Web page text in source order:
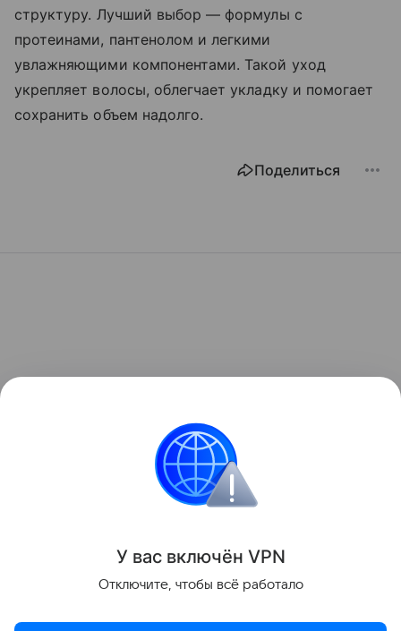
структуру. Лучший выбор — формулы с
протеинами, пантенолом и легкими
увлажняющими компонентами. Такой уход
укрепляет волосы, облегчает укладку и помогает
сохранить объем надолго.
Поделиться
У вас включён VPN
Отключите, чтобы всё работало